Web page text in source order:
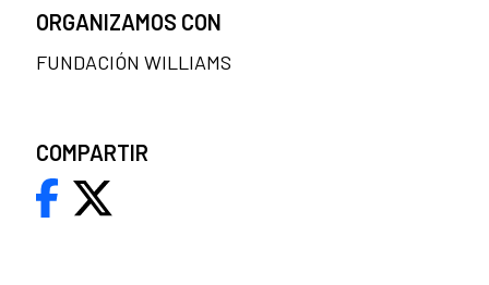
ORGANIZAMOS CON
FUNDACIÓN WILLIAMS
COMPARTIR